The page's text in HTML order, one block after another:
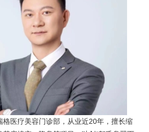
格医疗美容门诊部，从业近20年，擅长缩